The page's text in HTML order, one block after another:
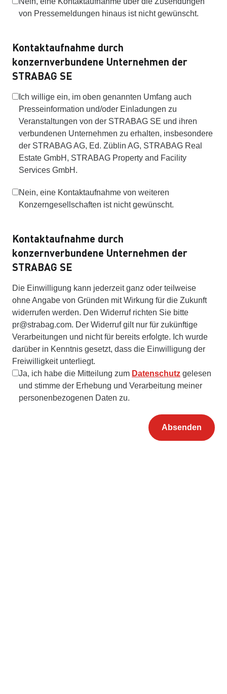
von Pressemeldungen hinaus ist nicht gewünscht.
Kontaktaufnahme durch
konzernverbundene Unternehmen der
STRABAG SE
Ich willige ein, im oben genannten Umfang auch
Presseinformation und/oder Einladungen zu
Veranstaltungen von der STRABAG SE und ihren
verbundenen Unternehmen zu erhalten, insbesondere
der STRABAG AG, Ed. Züblin AG, STRABAG Real
Estate GmbH, STRABAG Property and Facility
Services GmbH.
Nein, eine Kontaktaufnahme von weiteren
Konzerngesellschaften ist nicht gewünscht.
Kontaktaufnahme durch
konzernverbundene Unternehmen der
STRABAG SE
Die Einwilligung kann jederzeit ganz oder teilweise
ohne Angabe von Gründen mit Wirkung für die Zukunft
widerrufen werden. Den Widerruf richten Sie bitte
pr@strabag.com. Der Widerruf gilt nur für zukünftige
Verarbeitungen und nicht für bereits erfolgte. Ich wurde
darüber in Kenntnis gesetzt, dass die Einwilligung der
Freiwilligkeit unterliegt.
Ja, ich habe die Mitteilung zum Datenschutz gelesen
und stimme der Erhebung und Verarbeitung meiner
personenbezogenen Daten zu.
Absenden